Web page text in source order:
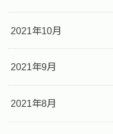
2021年10月
2021年9月
2021年8月